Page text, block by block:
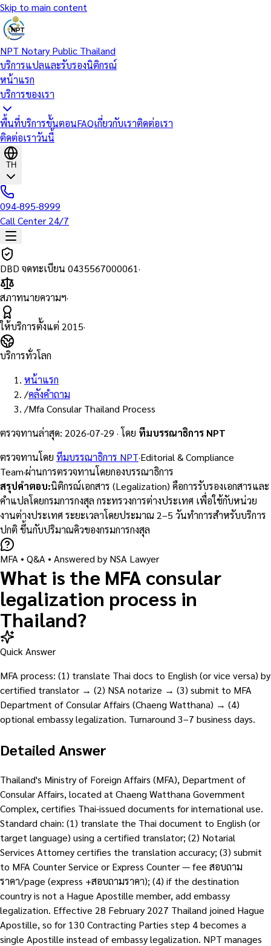
Skip to main content
NPT Notary Public Thailand
บริการแปลและรับรองนิติกรณ์
หน้าแรก
บริการของเรา
พื้นที่บริการขั้นตอนFAQเกี่ยวกับเราติดต่อเรา
ติดต่อเราวันนี้
TH
094-895-8999
Call Center 24/7
DBD จดทะเบียน 0435567000061·
สภาทนายความฯ·
ให้บริการตั้งแต่ 2015·
บริการทั่วโลก
หน้าแรก
/คลังคำถาม
/Mfa Consular Thailand Process
ตรวจทานล่าสุด: 2026-07-29 · โดย ทีมบรรณาธิการ NPT
ตรวจทานโดย ทีมบรรณาธิการ NPT·Editorial & Compliance
Team·ผ่านการตรวจทานโดยกองบรรณาธิการ
สรุปคำตอบ:นิติกรณ์เอกสาร (Legalization) คือการรับรองเอกสารและ
คำแปลโดยกรมการกงสุล กระทรวงการต่างประเทศ เพื่อใช้กับหน่วย
งานต่างประเทศ ระยะเวลาโดยประมาณ 2–5 วันทำการสำหรับบริการ
ปกติ ขึ้นกับปริมาณคิวของกรมการกงสุล
MFA • Q&A • Answered by NSA Lawyer
What is the MFA consular
legalization process in
Thailand?
Quick Answer
MFA process: (1) translate Thai docs to English (or vice versa) by
certified translator → (2) NSA notarize → (3) submit to MFA
Department of Consular Affairs (Chaeng Watthana) → (4)
optional embassy legalization. Turnaround 3–7 business days.
Detailed Answer
Thailand's Ministry of Foreign Affairs (MFA), Department of
Consular Affairs, located at Chaeng Watthana Government
Complex, certifies Thai-issued documents for international use.
Standard chain: (1) translate the Thai document to English (or
target language) using a certified translator; (2) Notarial
Services Attorney certifies the translation accuracy; (3) submit
to MFA Counter Service or Express Counter — fee สอบถาม
ราคา/page (express +สอบถามราคา); (4) if the destination
country is not a Hague Apostille member, add embassy
legalization. Effective 28 February 2027 Thailand joined Hague
Apostille, so for 130 Contracting Parties step 4 becomes a
single Apostille instead of embassy legalization. NPT manages